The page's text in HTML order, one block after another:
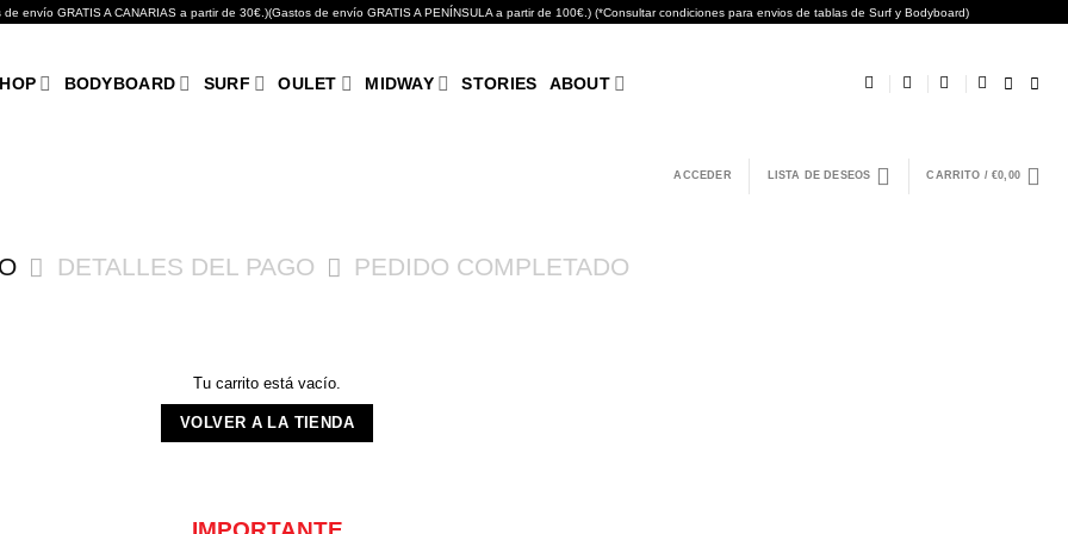
envío GRATIS A CANARIAS a partir de 30€.)(Gastos de envío GRATIS A PENÍNSULA a partir de 100€.) (*Consultar condiciones para envios de tablas de Surf y Bodyboard)
BODYBOARD SURF OULET MIDWAY STORIES ABOUT
ACCEDER LISTA DE DESEOS CARRITO /€0,00
DETALLES DEL PAGO PEDIDO COMPLETADO
Tu carrito está vacío.
VOLVER A LA TIENDA